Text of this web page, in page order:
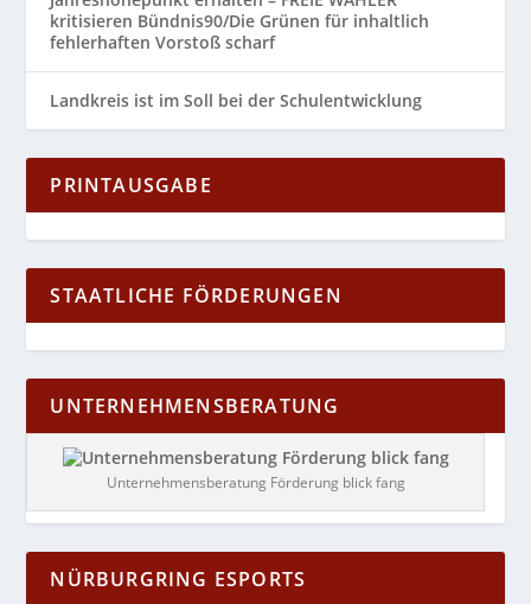
kritisieren Bündnis90/Die Grünen für inhaltlich
fehlerhaften Vorstoß scharf
Landkreis ist im Soll bei der Schulentwicklung
PRINTAUSGABE
STAATLICHE FÖRDERUNGEN
UNTERNEHMENSBERATUNG
Unternehmensberatung Förderung blick fang
NÜRBURGRING ESPORTS